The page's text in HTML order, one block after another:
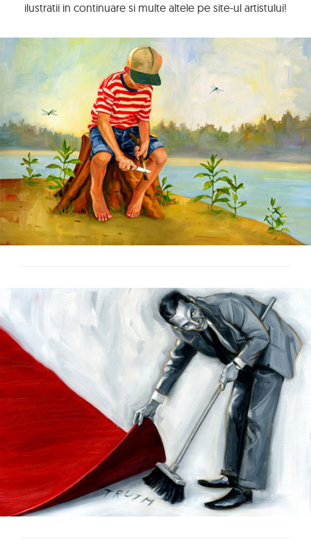
ilustratii in continuare si multe altele pe site-ul artistului!